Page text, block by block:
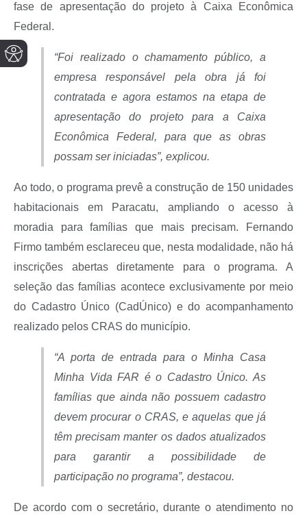
fase de apresentação do projeto à Caixa Econômica
Federal.
“Foi realizado o chamamento público, a
empresa responsável pela obra já foi
contratada e agora estamos na etapa de
apresentação do projeto para a Caixa
Econômica Federal, para que as obras
possam ser iniciadas”, explicou.
Ao todo, o programa prevê a construção de 150 unidades
habitacionais em Paracatu, ampliando o acesso à
moradia para famílias que mais precisam. Fernando
Firmo também esclareceu que, nesta modalidade, não há
inscrições abertas diretamente para o programa. A
seleção das famílias acontece exclusivamente por meio
do Cadastro Único (CadÚnico) e do acompanhamento
realizado pelos CRAS do município.
“A porta de entrada para o Minha Casa
Minha Vida FAR é o Cadastro Único. As
famílias que ainda não possuem cadastro
devem procurar o CRAS, e aquelas que já
têm precisam manter os dados atualizados
para garantir a possibilidade de
participação no programa”, destacou.
De acordo com o secretário, durante o atendimento no